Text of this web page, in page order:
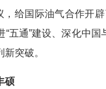
，给国际油气合作开
五通”建设、深化中国
突破。
硕